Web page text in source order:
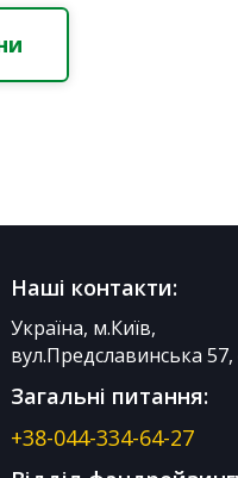
Наші контакти:
Україна, м.Київ,
вул.Предславинська 57,
Загальні питання:
+38-044-334-64-27